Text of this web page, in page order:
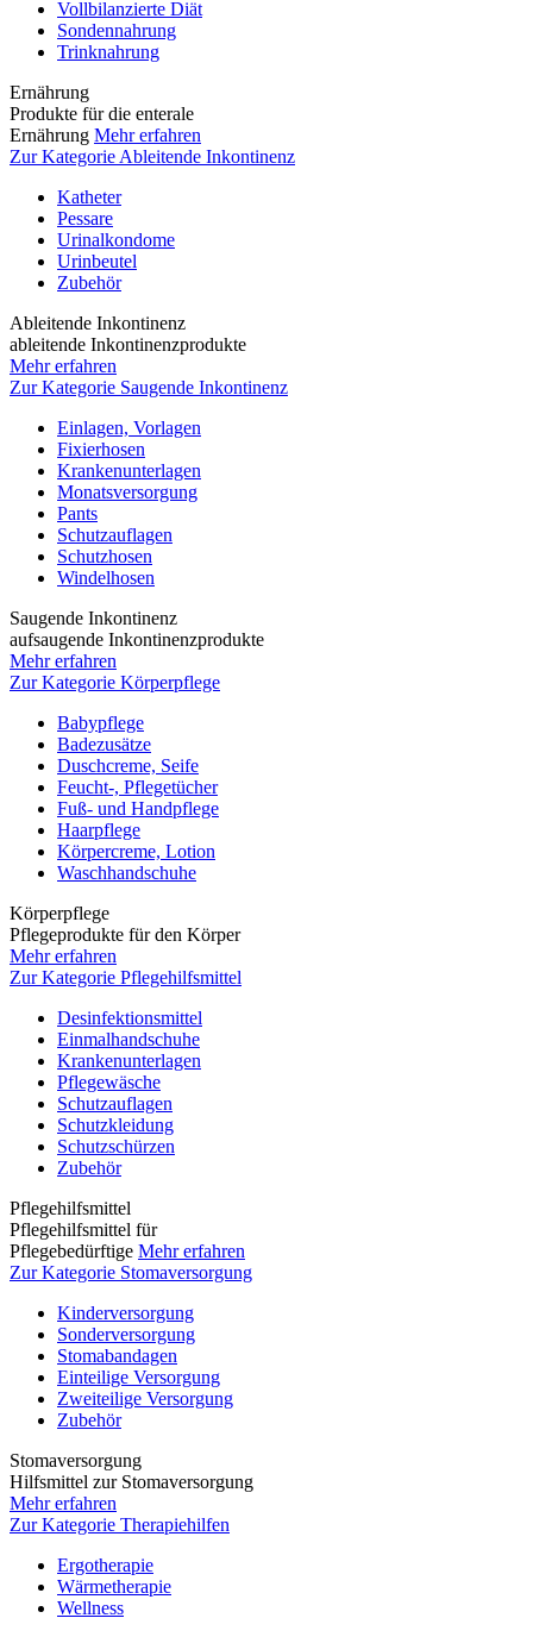
Vollbilanzierte Diät
Sondennahrung
Trinknahrung
Ernährung
Produkte für die enterale
Ernährung Mehr erfahren
Zur Kategorie Ableitende Inkontinenz
Katheter
Pessare
Urinalkondome
Urinbeutel
Zubehör
Ableitende Inkontinenz
ableitende Inkontinenzprodukte
Mehr erfahren
Zur Kategorie Saugende Inkontinenz
Einlagen, Vorlagen
Fixierhosen
Krankenunterlagen
Monatsversorgung
Pants
Schutzauflagen
Schutzhosen
Windelhosen
Saugende Inkontinenz
aufsaugende Inkontinenzprodukte
Mehr erfahren
Zur Kategorie Körperpflege
Babypflege
Badezusätze
Duschcreme, Seife
Feucht-, Pflegetücher
Fuß- und Handpflege
Haarpflege
Körpercreme, Lotion
Waschhandschuhe
Körperpflege
Pflegeprodukte für den Körper
Mehr erfahren
Zur Kategorie Pflegehilfsmittel
Desinfektionsmittel
Einmalhandschuhe
Krankenunterlagen
Pflegewäsche
Schutzauflagen
Schutzkleidung
Schutzschürzen
Zubehör
Pflegehilfsmittel
Pflegehilfsmittel für
Pflegebedürftige Mehr erfahren
Zur Kategorie Stomaversorgung
Kinderversorgung
Sonderversorgung
Stomabandagen
Einteilige Versorgung
Zweiteilige Versorgung
Zubehör
Stomaversorgung
Hilfsmittel zur Stomaversorgung
Mehr erfahren
Zur Kategorie Therapiehilfen
Ergotherapie
Wärmetherapie
Wellness